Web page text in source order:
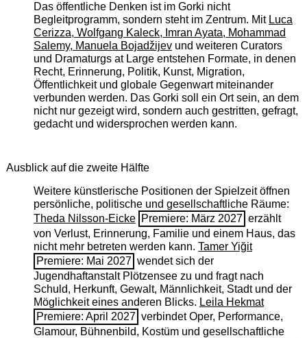
Das öffentliche Denken ist im Gorki nicht
Begleitprogramm, sondern steht im Zentrum. Mit Luca
Cerizza, Wolfgang Kaleck, Imran Ayata, Mohammad
Salemy, Manuela Bojadžijevund weiteren Curators
und Dramaturgs at Large entstehen Formate, in denen
Recht, Erinnerung, Politik, Kunst, Migration,
Öffentlichkeit und globale Gegenwart miteinander
verbunden werden. Das Gorki soll ein Ort sein, an dem
nicht nur gezeigt wird, sondern auch gestritten, gefragt,
gedacht und widersprochen werden kann.
Ausblick auf die zweite Hälfte
Weitere künstlerische Positionen der Spielzeit öffnen
persönliche, politische und gesellschaftliche Räume:
Theda Nilsson-Eicke Premiere: März 2027 erzählt
von Verlust, Erinnerung, Familie und einem Haus, das
nicht mehr betreten werden kann. Tamer Yiğit
Premiere: Mai 2027 wendet sich der
Jugendhaftanstalt Plötzensee zu und fragt nach
Schuld, Herkunft, Gewalt, Männlichkeit, Stadt und der
Möglichkeit eines anderen Blicks. Leila Hekmat
Premiere: April 2027 verbindet Oper, Performance,
Glamour, Bühnenbild, Kostüm und gesellschaftliche